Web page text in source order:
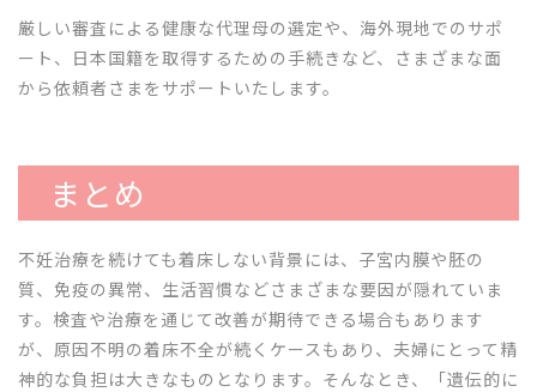
厳しい審査による健康な代理母の選定や、海外現地でのサポ
ート、日本国籍を取得するための手続きなど、さまざまな面
から依頼者さまをサポートいたします。
まとめ
不妊治療を続けても着床しない背景には、子宮内膜や胚の
質、免疫の異常、生活習慣などさまざまな要因が隠れていま
す。検査や治療を通じて改善が期待できる場合もあります
が、原因不明の着床不全が続くケースもあり、夫婦にとって精
神的な負担は大きなものとなります。そんなとき、「遺伝的に